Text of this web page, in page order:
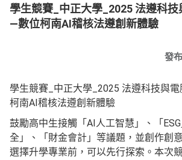
學生競賽_中正大學_2025 法遵科
—數位柯南AI稽核法遵創新體驗
發
學生競賽_中正大學_2025 法遵科技與
柯南AI稽核法遵創新體驗
鼓勵高中生接觸「AI人工智慧」、「
全」、「財金會計」等議題，並創作創
選擇升學專業前，可以先行探索。本次